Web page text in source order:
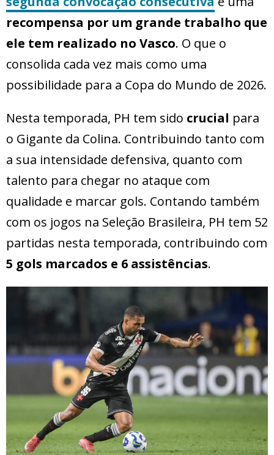
recompensa por um grande trabalho que
ele tem realizado no Vasco. O que o
consolida cada vez mais como uma
possibilidade para a Copa do Mundo de 2026.
Nesta temporada, PH tem sido crucial para
o Gigante da Colina. Contribuindo tanto com
a sua intensidade defensiva, quanto com
talento para chegar no ataque com
qualidade e marcar gols. Contando também
com os jogos na Seleção Brasileira, PH tem 52
partidas nesta temporada, contribuindo com
5 gols marcados e 6 assistências.